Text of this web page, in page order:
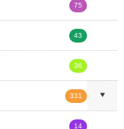
75
43
36
331
14